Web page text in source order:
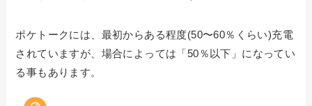
ポケトークには、最初からある程度(50〜60％くらい)充電
されていますが、場合によっては「50％以下」になってい
る事もあります。